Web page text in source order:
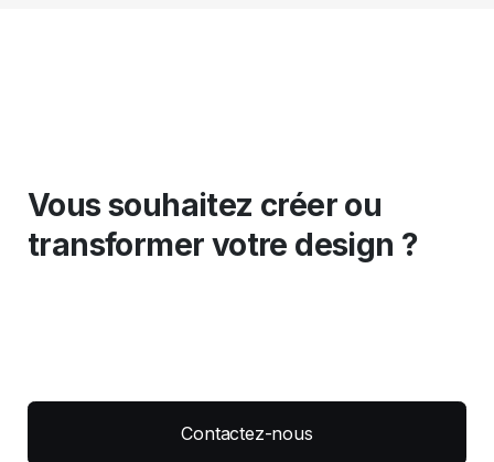
Vous souhaitez créer ou
transformer votre design ?
Contactez-nous